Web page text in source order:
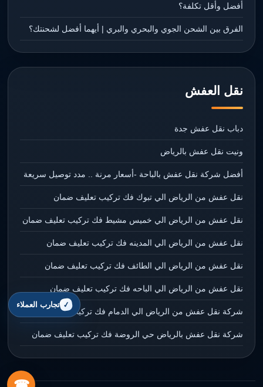
أفضل وأقل تكلفة؟
الفرق بين الشحن الجوي والبحري والبري | أيهما أفضل لشحنتك؟
نقل العفش
دباب نقل عفش جدة
ونيت نقل عفش بالرياض
أفضل شركة نقل عفش بالباحة -أسعار مرنة .. مدد توصيل سريعة
نقل عفش من الرياض الي تبوك فك تركيب تعليف ضمان
نقل عفش من الرياض الي خميس مشيط فك تركيب تعليف ضمان
نقل عفش من الرياض الي المدينه فك تركيب تعليف ضمان
نقل عفش من الرياض الي الطائف فك تركيب تعليف ضمان
نقل عفش من الرياض الي الباحه فك تركيب تعليف ضمان
شركة نقل عفش من الرياض الي الدمام فك تركيب تعليف ضمان
شركة نقل عفش بالرياض حي الروضة فك تركيب تعليف ضمان
تجارب العملاء